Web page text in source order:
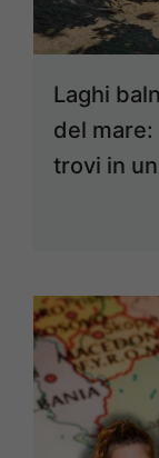
Laghi
del
trovi in